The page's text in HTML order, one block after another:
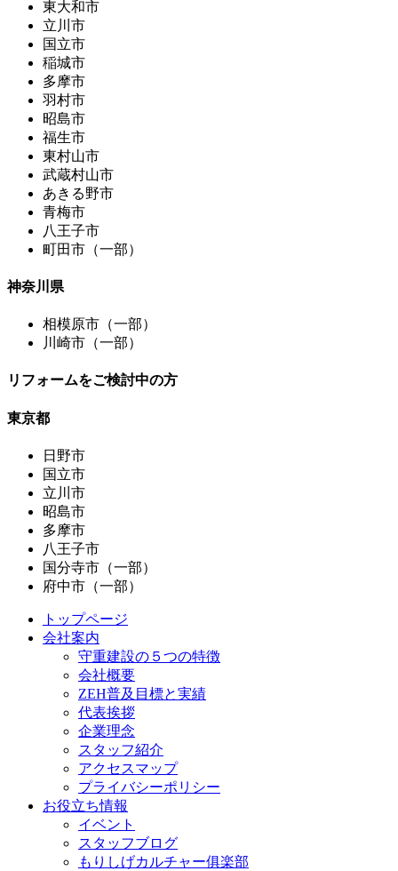
東大和市
立川市
国立市
稲城市
多摩市
羽村市
昭島市
福生市
東村山市
武蔵村山市
あきる野市
青梅市
八王子市
町田市（一部）
神奈川県
相模原市（一部）
川崎市（一部）
リフォームをご検討中の方
東京都
日野市
国立市
立川市
昭島市
多摩市
八王子市
国分寺市（一部）
府中市（一部）
トップページ
会社案内
守重建設の５つの特徴
会社概要
ZEH普及目標と実績
代表挨拶
企業理念
スタッフ紹介
アクセスマップ
プライバシーポリシー
お役立ち情報
イベント
スタッフブログ
もりしげカルチャー俱楽部